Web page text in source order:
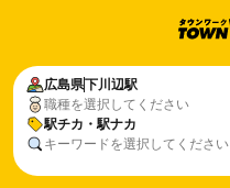
広島県下川辺駅
職種を選択してください
駅チカ・駅ナカ
キーワードを選択してください